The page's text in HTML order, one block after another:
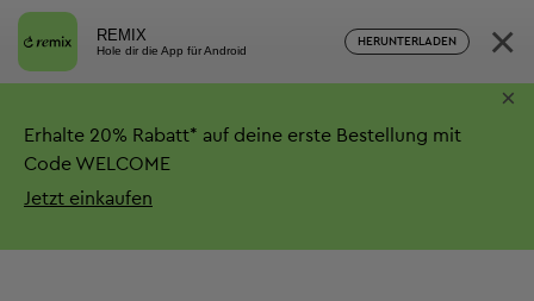
REMIX
Hole dir die App für Android
HERUNTERLADEN ×
Erhalte 20% Rabatt* auf deine erste Bestellung mit
Code WELCOME
Jetzt einkaufen
×